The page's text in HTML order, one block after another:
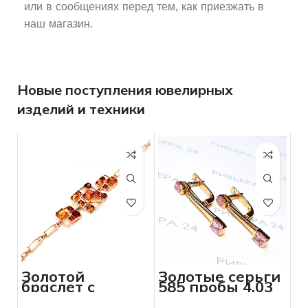
или в сообщениях перед тем, как приезжать в
наш магазин.
Новые поступления ювелирных
изделий и техники
Золотой
браслет с
янтарем 585
Золотые серьги
585 пробы 4.03
грамм